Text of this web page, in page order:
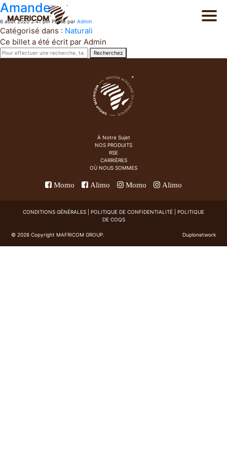
À Notre Sujet
Produits
Catalogue
RSE
Carrières
EN
PT
Amande
6 août 2020 2:41 pm Publié par Admin
Catégorisé dans : Naturali
Ce billet a été écrit par Admin
Recherchez
À Notre Sujet
NOS PRODUITS
RSE
CARRIÈRES
OÙ NOUS SOMMES
Momo Alimo Momo Alimo
CONDITIONS GÉNÉRALES POLITIQUE DE CONFIDENTIALITÉ | POLITIQUE
DE COQS
© 2026 Copyright MAFRICOM GROUP. Duplonetwork